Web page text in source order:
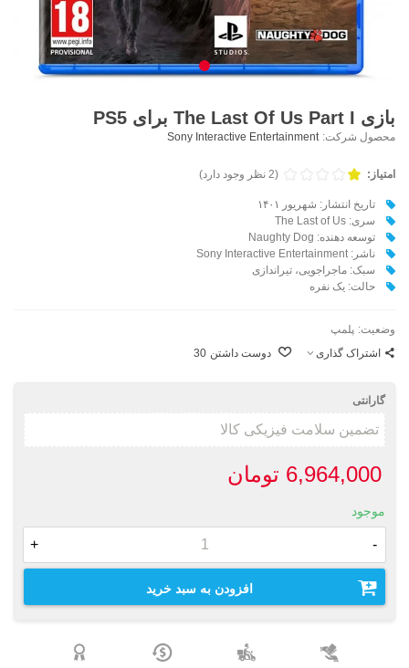
بازی The Last Of Us Part I برای PS5
محصول شرکت: Sony Interactive Entertainment
امتیاز: (2 نظر وجود دارد)
تاریخ انتشار: شهریور ۱۴۰۱
سری: The Last of Us
توسعه دهنده: Naughty Dog
ناشر: Sony Interactive Entertainment
سبک: ماجراجویی، تیراندازی
حالت: یک نفره
وضعیت: پلمپ
اشتراک گذاری
دوست داشتن 30
گارانتی
6,964,000 تومان
موجود
-
+
افزودن به سبد خرید